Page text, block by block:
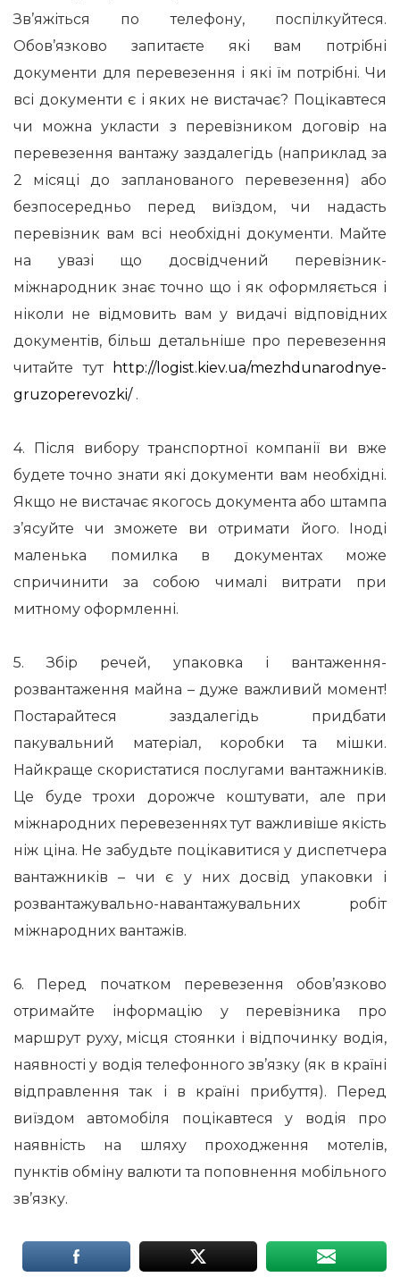
Зв’яжіться по телефону, поспілкуйтеся.
Обов’язково запитаєте які вам потрібні
документи для перевезення і які їм потрібні. Чи
всі документи є і яких не вистачає? Поцікавтеся
чи можна укласти з перевізником договір на
перевезення вантажу заздалегідь (наприклад за
2 місяці до запланованого перевезення) або
безпосередньо перед виїздом, чи надасть
перевізник вам всі необхідні документи. Майте
на увазі що досвідчений перевізник-
міжнародник знає точно що і як оформляється і
ніколи не відмовить вам у видачі відповідних
документів, більш детальніше про перевезення
читайте тут
http://logist.kiev.ua/mezhdunarodnye-
gruzoperevozki/.
4. Після вибору транспортної компанії ви вже
будете точно знати які документи вам необхідні.
Якщо не вистачає якогось документа або штампа
з’ясуйте чи зможете ви отримати його. Іноді
маленька помилка в документах може
спричинити за собою чималі витрати при
митному оформленні.
5. Збір речей, упаковка і вантаження-
розвантаження майна – дуже важливий момент!
Постарайтеся заздалегідь придбати
пакувальний матеріал, коробки та мішки.
Найкраще скористатися послугами вантажників.
Це буде трохи дорожче коштувати, але при
міжнародних перевезеннях тут важливіше якість
ніж ціна. Не забудьте поцікавитися у диспетчера
вантажників – чи є у них досвід упаковки і
розвантажувально-навантажувальних робіт
міжнародних вантажів.
6. Перед початком перевезення обов’язково
отримайте інформацію у перевізника про
маршрут руху, місця стоянки і відпочинку водія,
наявності у водія телефонного зв’язку (як в країні
відправлення так і в країні прибуття). Перед
виїздом автомобіля поцікавтеся у водія про
наявність на шляху проходження мотелів,
пунктів обміну валюти та поповнення мобільного
зв’язку.